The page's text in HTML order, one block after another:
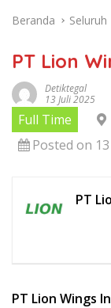
Beranda
PT Lion
Detiktegal
13 Juli 2025
Full Time
Posted on
PT
PT Lion Wings